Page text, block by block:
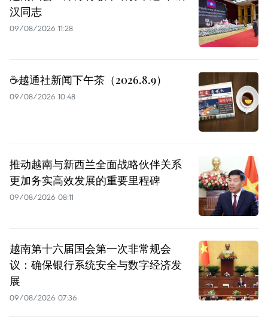
汉同志
09/08/2026 11:28
☕️越通社新闻下午茶（2026.8.9）
09/08/2026 10:48
推动越南与新西兰全面战略伙伴关系
更加务实高效发展的重要里程碑
09/08/2026 08:11
越南第十六届国会第一次非常规会
议：确保银行系统安全与数字经济发
展
09/08/2026 07:36